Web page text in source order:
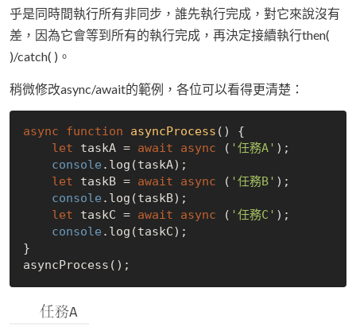
乎是同時間執行所有非同步，誰先執行完成，對它來說沒有
差，因為它會等到所有的執行完成，再決定接續執行then(
)/catch( )。
稍微修改async/await的範例，各位可以看得更清楚：
async function asyncProcess ( ) {
let taskA = await async ( '任務A' );
console .log(taskA);
let taskB = await async ( '任務B' );
console .log(taskB);
let taskC = await async ( '任務C' );
console .log(taskC);
}